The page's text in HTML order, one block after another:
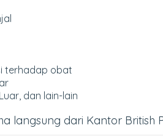
terhadap obat
dan lain-lain
langsung dari Kantor British